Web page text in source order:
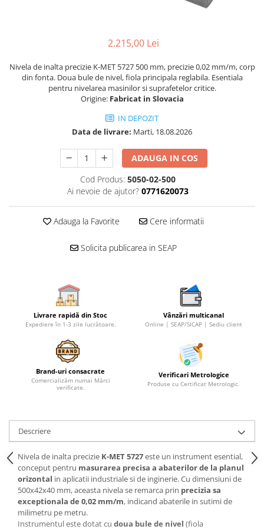
2.215,00 Lei
Nivela de inalta precizie K-MET 5727 500 mm, precizie 0,02 mm/m, corp
din fonta. Doua bule de nivel, fiola principala reglabila. Esentiala
pentru nivelarea masinilor si suprafetelor critice.
Origine: Fabricat in Slovacia
IN DEPOZIT
Data de livrare: Marti, 18.08.2026
ADAUGA IN COS
Cod Produs: 5050-02-500
Ai nevoie de ajutor? 0771620073
Adauga la Favorite Cere informatii
Solicita publicarea in SEAP
Livrare rapidă din Stoc
Expediere în 1-3 zile lucrătoare.
Vânzări multicanal
Online | SEAP/SICAP | Sediu client
Brand-uri consacrate
Comercializăm numai Mărci
verificate.
Verificari Metrologice
Produse cu Certificat Metrologic.
Descriere
Nivela de inalta precizie K-MET 5727este un instrument esential,
conceput pentru masurarea precisa a abaterilor de la planul
orizontal in aplicatii industriale si de inginerie. Cu dimensiuni de
500x42x40 mm, aceasta nivela se remarca prin precizia sa
exceptionala de 0,02 mm/m, indicand abaterile in sutimi de
milimetru pe metru.
Instrumentul este dotat cu doua bule de nivel (fiola